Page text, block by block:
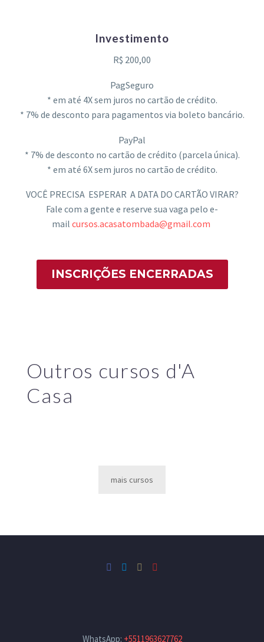
Investimento
R$ 200,00
PagSeguro
* em até 4X sem juros no cartão de crédito.
* 7% de desconto para pagamentos via boleto bancário.
PayPal
* 7% de desconto no cartão de crédito (parcela única).
* em até 6X sem juros no cartão de crédito.
VOCÊ PRECISA ESPERAR A DATADO CARTÃO VIRAR?
Fale com a gente e reserve sua vaga pelo e-
mail cursos.acasatombada@gmail.com
INSCRIÇÕES ENCERRADAS
Outros cursos d'A
Casa
mais cursos
WhatsApp: +5511963627762